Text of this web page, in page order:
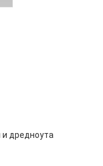
и дредноута